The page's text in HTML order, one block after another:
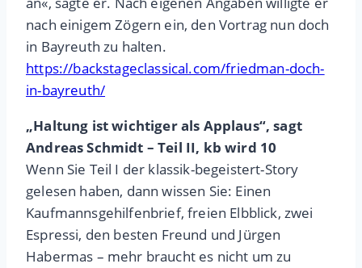
nach einigem Zögern ein, den Vortrag nun doch
in Bayreuth zu halten.
https://backstageclassical.com/friedman-doch-
in-bayreuth/
„Haltung ist wichtiger als Applaus“, sagt
Andreas Schmidt – Teil II, kb wird 10
Wenn Sie Teil I der klassik-begeistert-Story
gelesen haben, dann wissen Sie: Einen
Kaufmannsgehilfenbrief, freien Elbblick, zwei
Espressi, den besten Freund und Jürgen
Habermas – mehr braucht es nicht um zu